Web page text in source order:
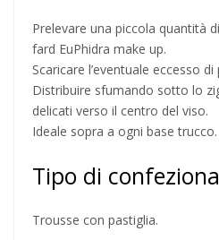
Prelevare una piccola quantità
fard EuPhidra make up.
Scaricare l’eventuale eccesso
Distribuire sfumando sotto lo
delicati verso il centro del viso.
Ideale sopra a ogni base trucco.
Tipo di
Trousse con pastiglia.